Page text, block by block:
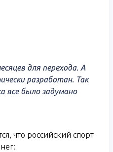
для перехода. А
разработан. Так
все было задумано
что российский спорт